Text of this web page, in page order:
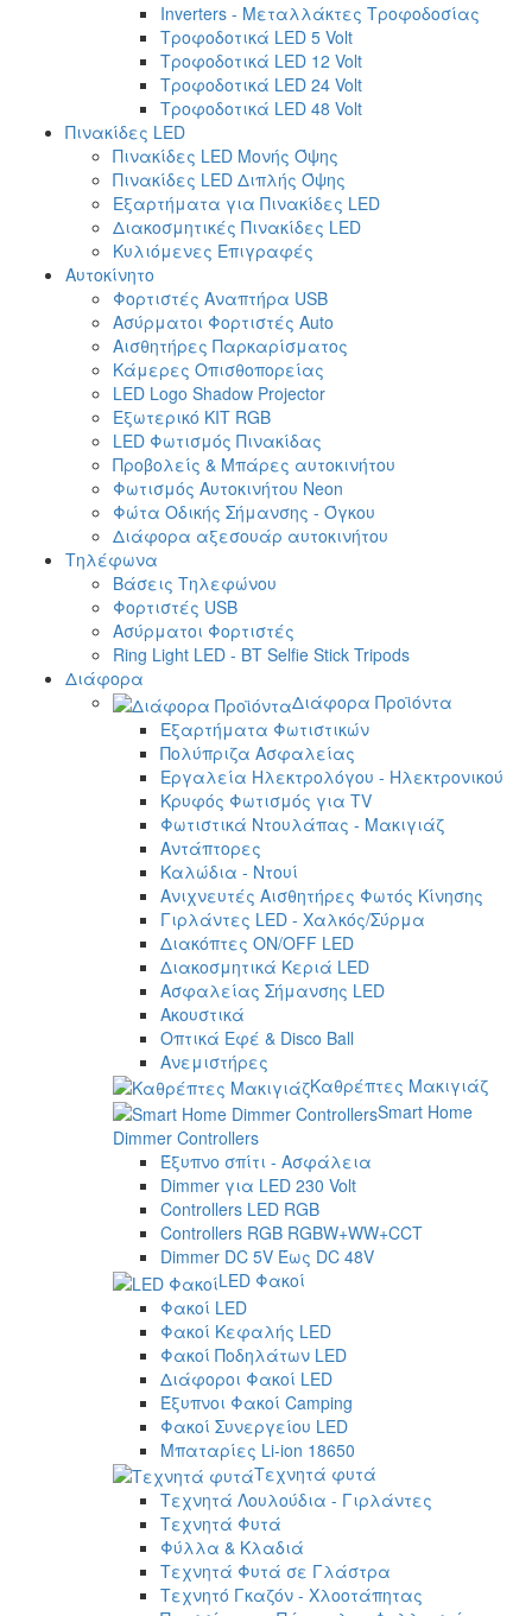
Inverters - Μεταλλάκτες Τροφοδοσίας
Τροφοδοτικά LED 5 Volt
Τροφοδοτικά LED 12 Volt
Τροφοδοτικά LED 24 Volt
Τροφοδοτικά LED 48 Volt
Πινακίδες LED
Πινακίδες LED Μονής Όψης
Πινακίδες LED Διπλής Όψης
Εξαρτήματα για Πινακίδες LED
Διακοσμητικές Πινακίδες LED
Κυλιόμενες Επιγραφές
Αυτοκίνητο
Φορτιστές Αναπτήρα USB
Ασύρματοι Φορτιστές Auto
Αισθητήρες Παρκαρίσματος
Κάμερες Οπισθοπορείας
LED Logo Shadow Projector
Εξωτερικό ΚΙΤ RGB
LED Φωτισμός Πινακίδας
Προβολείς & Μπάρες αυτοκινήτου
Φωτισμός Αυτοκινήτου Neon
Φώτα Οδικής Σήμανσης - Όγκου
Διάφορα αξεσουάρ αυτοκινήτου
Τηλέφωνα
Βάσεις Τηλεφώνου
Φορτιστές USB
Ασύρματοι Φορτιστές
Ring Light LED - BT Selfie Stick Tripods
Διάφορα
Διάφορα Προϊόντα
Εξαρτήματα Φωτιστικών
Πολύπριζα Ασφαλείας
Εργαλεία Ηλεκτρολόγου - Ηλεκτρονικού
Κρυφός Φωτισμός για TV
Φωτιστικά Ντουλάπας - Μακιγιάζ
Αντάπτορες
Καλώδια - Ντουί
Ανιχνευτές Αισθητήρες Φωτός Κίνησης
Γιρλάντες LED - Χαλκός/Σύρμα
Διακόπτες ON/OFF LED
Διακοσμητικά Κεριά LED
Ασφαλείας Σήμανσης LED
Ακουστικά
Οπτικά Εφέ & Disco Ball
Ανεμιστήρες
Καθρέπτες Μακιγιάζ
Smart Home
Dimmer Controllers
Έξυπνο σπίτι - Ασφάλεια
Dimmer για LED 230 Volt
Controllers LED RGB
Controllers RGB RGBW+WW+CCT
Dimmer DC 5V Έως DC 48V
LED Φακοί
Φακοί LED
Φακοί Κεφαλής LED
Φακοί Ποδηλάτων LED
Διάφοροι Φακοί LED
Έξυπνοι Φακοί Camping
Φακοί Συνεργείου LED
Μπαταρίες Li-ion 18650
Τεχνητά φυτά
Τεχνητά Λουλούδια - Γιρλάντες
Τεχνητά Φυτά
Φύλλα & Κλαδιά
Τεχνητά Φυτά σε Γλάστρα
Τεχνητό Γκαζόν - Χλοοτάπητας